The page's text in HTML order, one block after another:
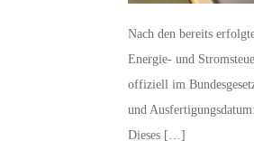
Nach den bereits
Energie- und
offiziell im
und
Dieses […]